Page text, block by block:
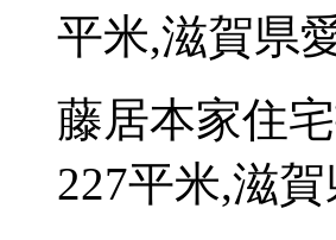
平米,滋賀県
藤居本家住
227平米,滋